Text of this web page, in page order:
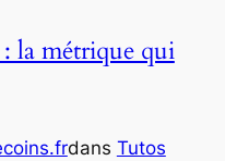
la métrique qui
dans Tutos